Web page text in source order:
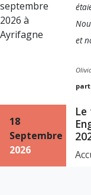
et
18
Septembre
2026
Le